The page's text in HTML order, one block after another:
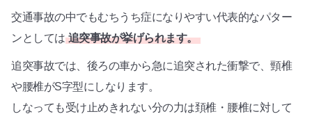
交通事故の中でもむちうち症になりやすい代表的なパター
ンとしては 追突事故が挙げられます。
追突事故では、後ろの車から急に追突された衝撃で、頸椎
や腰椎がS字型にしなります。
しなっても受け止めきれない分の力は頚椎・腰椎に対して